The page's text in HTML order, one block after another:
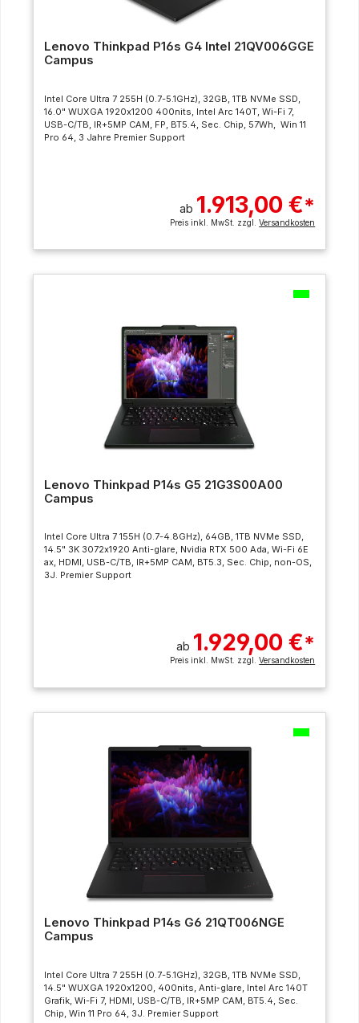
Lenovo Thinkpad P16s G4 Intel 21QV006GGE
Campus
Intel Core Ultra 7 255H (0.7-5.1GHz), 32GB, 1TB NVMe SSD,
16.0" WUXGA 1920x1200 400nits, Intel Arc 140T, Wi-Fi 7,
USB-C/TB, IR+5MP CAM, FP, BT5.4, Sec. Chip, 57Wh, Win 11
Pro 64, 3 Jahre Premier Support
ab 1.913,00 €*
Preis inkl. MwSt. zzgl.Versandkosten
Lenovo Thinkpad P14s G5 21G3S00A00
Campus
Intel Core Ultra 7 155H (0.7-4.8GHz), 64GB, 1TB NVMe SSD,
14.5" 3K 3072x1920 Anti-glare, Nvidia RTX 500 Ada, Wi-Fi 6E
ax, HDMI, USB-C/TB, IR+5MP CAM, BT5.3, Sec. Chip, non-OS,
3J. Premier Support
ab 1.929,00 €*
Preis inkl. MwSt. zzgl.Versandkosten
Lenovo Thinkpad P14s G6 21QT006NGE
Campus
Intel Core Ultra 7 255H (0.7-5.1GHz), 32GB, 1TB NVMe SSD,
14.5" WUXGA 1920x1200, 400nits, Anti-glare, Intel Arc 140T
Grafik, Wi-Fi 7, HDMI, USB-C/TB, IR+5MP CAM, BT5.4, Sec.
Chip, Win 11 Pro 64, 3J. Premier Support